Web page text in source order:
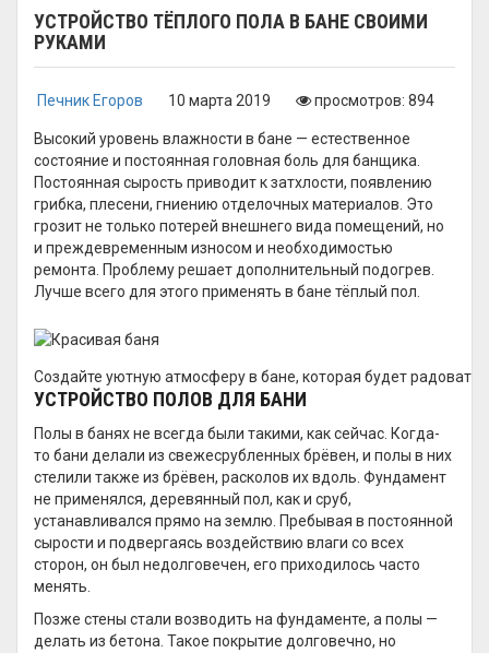
УСТРОЙСТВО ТЁПЛОГО ПОЛА В БАНЕ СВОИМИ
РУКАМИ
Печник Егоров 10 марта 2019 просмотров: 894
Высокий уровень влажности в бане — естественное
состояние и постоянная головная боль для банщика.
Постоянная сырость приводит к затхлости, появлению
грибка, плесени, гниению отделочных материалов. Это
грозит не только потерей внешнего вида помещений, но
и преждевременным износом и необходимостью
ремонта. Проблему решает дополнительный подогрев.
Лучше всего для этого применять в бане тёплый пол.
Создайте уютную атмосферу в бане, которая будет
УСТРОЙСТВО ПОЛОВ ДЛЯ БАНИ
Полы в банях не всегда были такими, как сейчас. Когда-
то бани делали из свежесрубленных брёвен, и полы в них
стелили также из брёвен, расколов их вдоль. Фундамент
не применялся, деревянный пол, как и сруб,
устанавливался прямо на землю. Пребывая в постоянной
сырости и подвергаясь воздействию влаги со всех
сторон, он был недолговечен, его приходилось часто
менять.
Позже стены стали возводить на фундаменте, а полы —
делать из бетона. Такое покрытие долговечно, но